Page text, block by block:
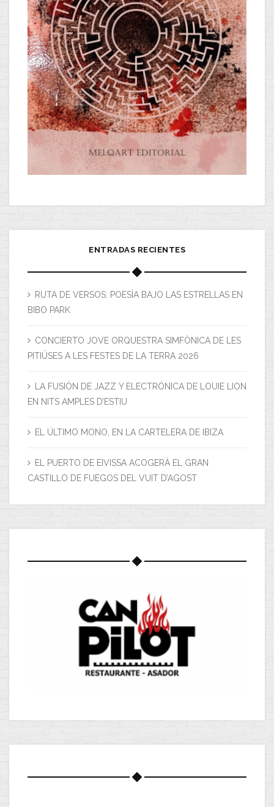
ENTRADAS RECIENTES
RUTA DE VERSOS: POESÍA BAJO LAS ESTRELLAS EN
BIBO PARK
CONCIERTO JOVE ORQUESTRA SIMFÒNICA DE LES
PITIÜSES A LES FESTES DE LA TERRA 2026
LA FUSIÓN DE JAZZ Y ELECTRÓNICA DE LOUIE LION
EN NITS AMPLES D’ESTIU
EL ÚLTIMO MONO, EN LA CARTELERA DE IBIZA
EL PUERTO DE EIVISSA ACOGERÁ EL GRAN
CASTILLO DE FUEGOS DEL VUIT D’AGOST